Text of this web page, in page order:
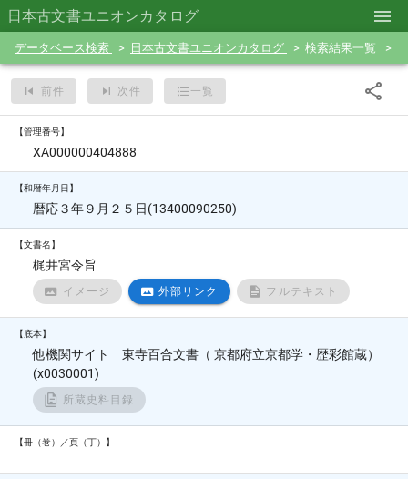
日本古文書ユニオンカタログ
データベース検索 日本古文書ユニオンカタログ 検索結果一覧
前件 次件 一覧
【管理番号】
XA000000404888
【和暦年月日】
暦応３年９月２５日(13400090250)
【文書名】
梶井宮令旨
イメージ 外部リンク フルテキスト
【底本】
他機関サイト 東寺百合文書（ 京都府立京都学・歴彩館蔵）
(x0030001)
所蔵史料目録
【冊（巻）／頁（丁）】